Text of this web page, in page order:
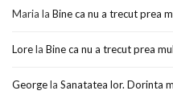
Maria la Bine ca nu a trecut prea
Lorela Bine ca nu a trecut prea
Georgela Sanatatea lor. Dorinta